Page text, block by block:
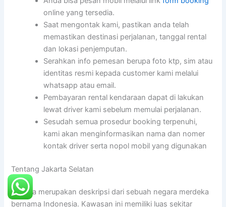
online yang tersedia.
Saat mengontak kami, pastikan anda telah
memastikan destinasi perjalanan, tanggal rental
dan lokasi penjemputan.
Serahkan info pemesan berupa foto ktp, sim atau
identitas resmi kepada customer kami melalui
whatsapp atau email.
Pembayaran rental kendaraan dapat di lakukan
lewat driver kami sebelum memulai perjalanan.
Sesudah semua prosedur booking terpenuhi,
kami akan menginformasikan nama dan nomer
kontak driver serta nopol mobil yang digunakan
Tentang Jakarta Selatan
Jakarta merupakan deskripsi dari sebuah negara merdeka
bernama Indonesia. Kawasan ini memiliki luas sekitar